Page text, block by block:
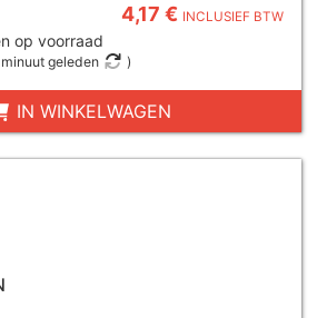
4,17 € INCLUSIEF BTW
op voorraad
geleden )
IN WINKELWAGEN